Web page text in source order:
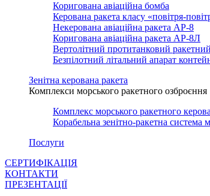
Коригована авіаційна бомба
Керована ракета класу «повітря-
Некерована авіаційна ракета АР-8
Коригована авіаційна ракета АР-8Л
Вертолітний протитанковий
Безпілотний літальний апарат
Зенітна керована ракета
Комплекси морського ракетного озброєння
Комплекс морського ракетного
Корабельна зенітно-ракетна
Послуги
СЕРТИФІКАЦІЯ
КОНТАКТИ
ПРЕЗЕНТАЦІЇ